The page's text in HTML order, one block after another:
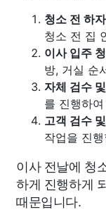
청소 전 하
청소 전 집
이사 입주
방, 거실 순
자체 검수
를 진행하
고객 검수
작업을 진
이사 전날에 청
하게 진행하게
때문입니다.